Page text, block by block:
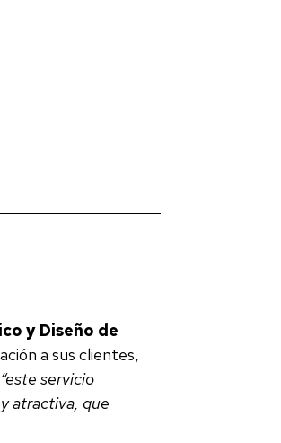
y Diseño de
a sus clientes,
“este servicio
atractiva, que